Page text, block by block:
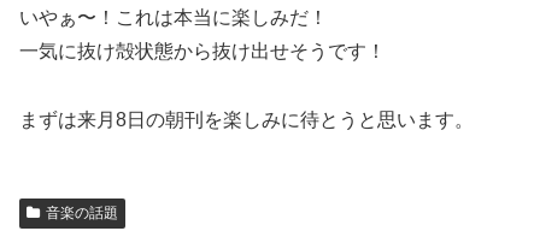
いやぁ〜！これは本当に楽しみだ！
一気に抜け殻状態から抜け出せそうです！
まずは来月8日の朝刊を楽しみに待とうと思います。
音楽の話題